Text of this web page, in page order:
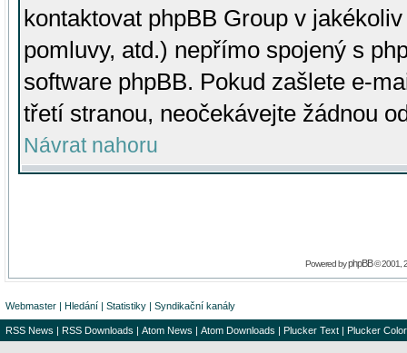
kontaktovat phpBB Group v
pomluvy, atd.) nepřímo spojený s
software phpBB. Pokud zašlete e-
třetí stranou, neočekávejte žádnou
Návrat nahoru
Powered byphpBB© 2001,
Webmaster | Hledání | Statistiky | Syndikační kanály
RSS News | RSS Downloads | Atom News | Atom Downloads | Plucker Text | Plucker Color